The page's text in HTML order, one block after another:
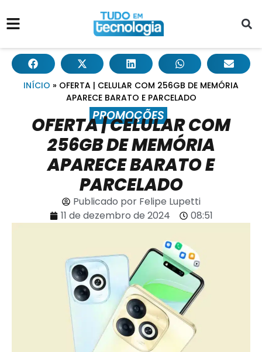
INÍCIO » OFERTA | CELULAR COM 256GB DE MEMÓRIA
APARECE BARATO E PARCELADO
PROMOÇÕES
OFERTA | CELULAR COM
256GB DE MEMÓRIA
APARECE BARATO E
PARCELADO
Publicado porFelipe Lupetti
11 de dezembro de 2024
08:51